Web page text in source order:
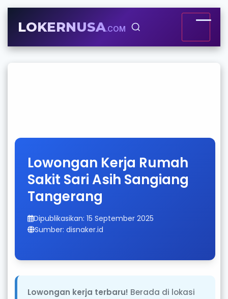
LOKERNUSA.COM
Lowongan Kerja Rumah
Sakit Sari Asih Sangiang
Tangerang
Dipublikasikan: 15 September 2025
Sumber: disnaker.id
Lowongan kerja terbaru! Berada di lokasi